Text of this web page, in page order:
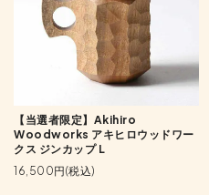
【当選者限定】Akihiro
Woodworks アキヒロウッドワー
クス ジンカップ L
16,500円(税込)